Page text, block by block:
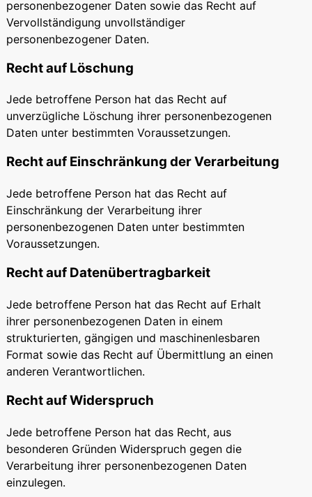
personenbezogener Daten sowie das Recht auf
Vervollständigung unvollständiger
personenbezogener Daten.
Recht auf Löschung
Jede betroffene Person hat das Recht auf
unverzügliche Löschung ihrer personenbezogenen
Daten unter bestimmten Voraussetzungen.
Recht auf Einschränkung der Verarbeitung
Jede betroffene Person hat das Recht auf
Einschränkung der Verarbeitung ihrer
personenbezogenen Daten unter bestimmten
Voraussetzungen.
Recht auf Datenübertragbarkeit
Jede betroffene Person hat das Recht auf Erhalt
ihrer personenbezogenen Daten in einem
strukturierten, gängigen und maschinenlesbaren
Format sowie das Recht auf Übermittlung an einen
anderen Verantwortlichen.
Recht auf Widerspruch
Jede betroffene Person hat das Recht, aus
besonderen Gründen Widerspruch gegen die
Verarbeitung ihrer personenbezogenen Daten
einzulegen.